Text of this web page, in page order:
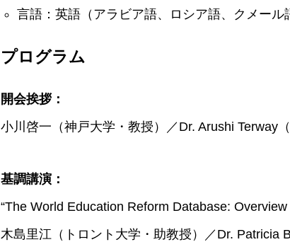
言語：英語（アラビア語、ロシア語、クメール
プログラム
開会挨拶：
小川啓一（神戸大学・教授）／Dr. Arushi Terway
基調講演：
“The World Education Reform Database:
木島里江（トロント大学・助教授）／Dr. Patricia